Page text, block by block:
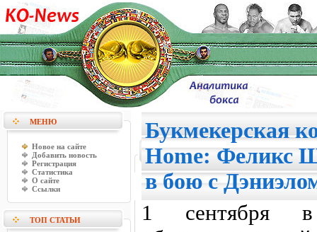
МЕНЮ
Новое на сайте
Добавить новость
Регистрация
Статистика
О сайте
Ссылки
ТОП СТАТЬИ
Букмекерская
Home: Феликс
в бою с
1 сентября в